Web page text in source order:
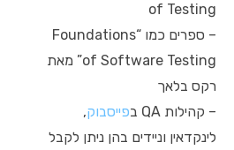
of Testing
– ספרים כמו “Foundations
of Software Testing” מאת
רקס בלאך
– קהילות QA ב
פייסבוק,
לינקדאין וניידים בהן ניתן לקבל